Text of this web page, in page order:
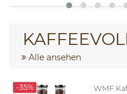
Alle ansehen
-35%
WMF